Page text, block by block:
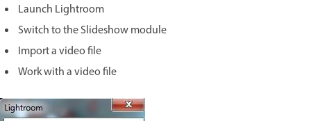
Launch Lightroom
Switch to the Slideshow module
Import a video file
Work with a video file